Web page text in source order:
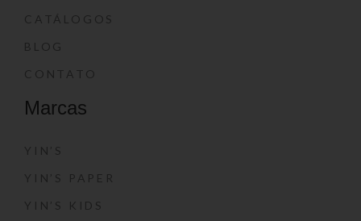
CATÁLOGOS
BLOG
CONTATO
Marcas
YIN’S
YIN’S PAPER
YIN’S KIDS